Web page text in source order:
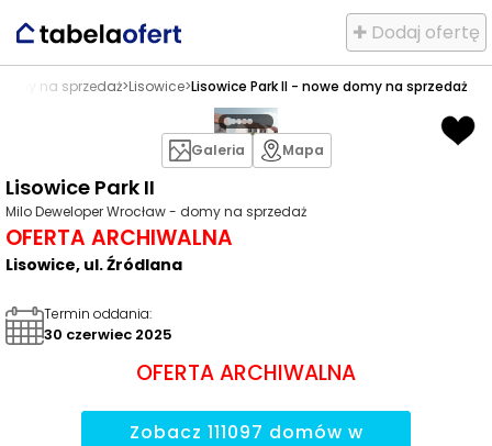
✚ Dodaj ofertę
na sprzedaż>Lisowice>Lisowice Park II - nowe domy na sprzedaż
Lisowice Park II
Milo Deweloper Wrocław - domy na sprzedaż
OFERTA ARCHIWALNA
Lisowice, ul. Źródlana
Galeria Mapa
Termin oddania:
30 czerwiec 2025
OFERTA ARCHIWALNA
Zobacz 111097 domów w